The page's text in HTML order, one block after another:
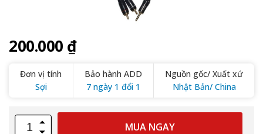
200.000 ₫
Đơn vị tính
Sợi
Bảo hành ADD
7 ngày 1 đổi 1
Nguồn gốc/ Xuất xứ
Nhật Bản/ China
MUA NGAY